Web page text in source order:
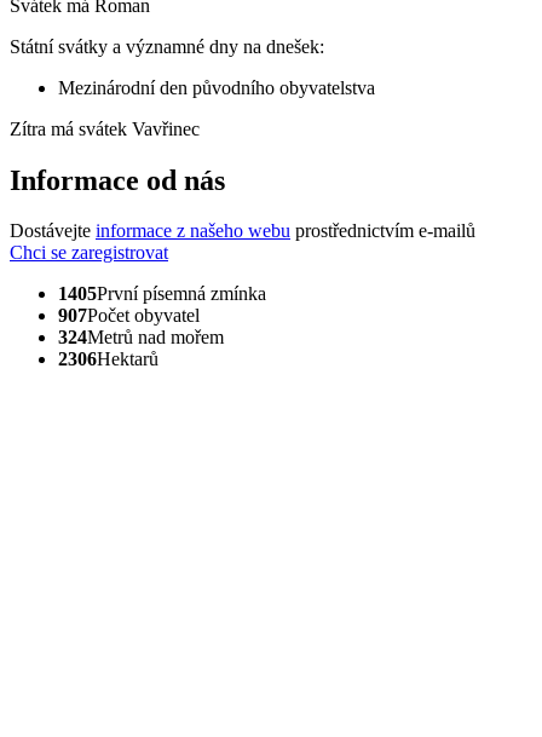
Svátek má Roman
Státní svátky a významné dny na dnešek:
Mezinárodní den původního obyvatelstva
Zítra má svátek Vavřinec
Informace od nás
Dostávejte informace z našeho webu prostřednictvím e-mailů
Chci se zaregistrovat
1405První písemná zmínka
907Počet obyvatel
324Metrů nad mořem
2306Hektarů